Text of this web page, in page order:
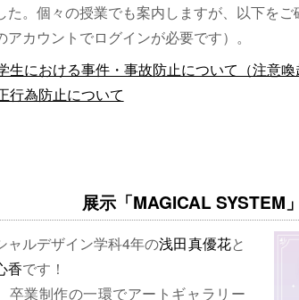
た。個々の授業でも案内しますが、以下を
アカウントでログインが必要です）。
生における事件・事故防止について（注意喚
行為防止について
展示「MAGICAL SYSTEM
ャルデザイン学科4年の浅田真優花と
香です！
卒業制作の一環でアートギャラリー